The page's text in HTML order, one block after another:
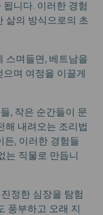
니다. 이러한 경험
삶의 방식으로의 초
스며들면, 베트남을
며 여정을 이끌게
, 작은 순간들이 문
해 내려오는 조리법
든, 이러한 경험들
는 직물로 만듭니
정한 심장을 탐험
풍부하고 오래 지